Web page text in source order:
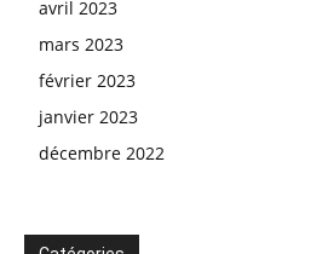
avril 2023
mars 2023
février 2023
janvier 2023
décembre 2022